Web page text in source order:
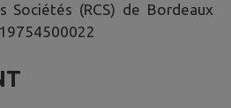
Sociétés (RCS) de Bordeaux